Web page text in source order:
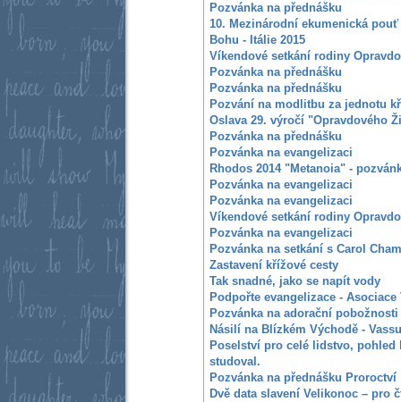
Pozvánka na přednášku
10. Mezinárodní ekumenická
Bohu - Itálie 2015
Víkendové setkání rodiny
Pozvánka na přednášku
Pozvánka na přednášku
Pozvání na modlitbu za jednotu
Oslava 29. výročí "Opravdového
Pozvánka na přednášku
Pozvánka na evangelizaci
Rhodos 2014 "Metanoia" -
Pozvánka na evangelizaci
Pozvánka na evangelizaci
Víkendové setkání rodiny
Pozvánka na evangelizaci
Pozvánka na setkání s Carol
Zastavení křížové cesty
Tak snadné, jako se napít vody
Podpořte evangelizace - Asociace
Pozvánka na adorační pobožnosti
Násilí na Blízkém Východě -
Poselství pro celé lidstvo, pohled
studoval.
Pozvánka na přednášku Proroctví
Dvě data slavení Velikonoc – pro